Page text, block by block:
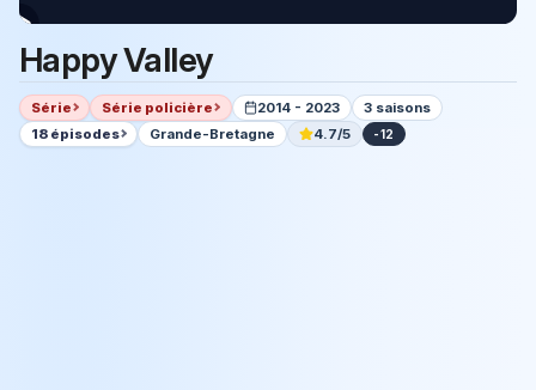
Happy Valley
Série Série policière 2014 - 2023
3 saisons
18 épisodes
Grande-Bretagne 4.7/5 -12